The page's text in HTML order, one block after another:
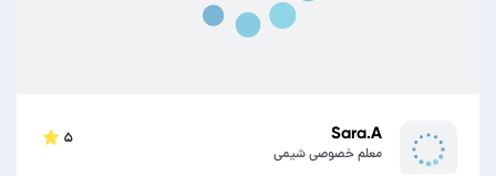
Sara.A
معلم خصوصی شیمی
۵